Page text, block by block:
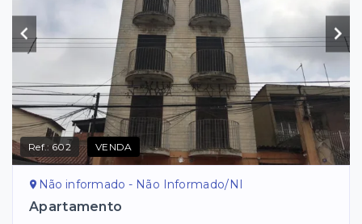
Ref.: 602 VENDA
Não informado - Não Informado/NI
Apartamento